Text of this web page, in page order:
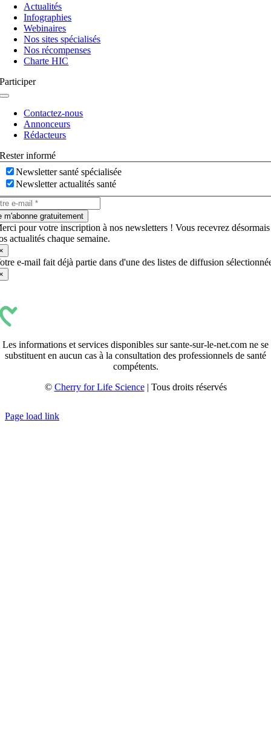
basculeActualités
Infographies
Webinaires
Nos sites spécialisés
Nos récompenses
Charte HIC
Participer
Navigation
basculeContactez-nous
Annonceurs
Rédacteurs
Rester informé
Newsletter santé spécialisée
Newsletter actualités santé
m'abonne gratuitement
pour votre inscription à nos newsletters ! Vous recevrez désormais
actualités chaque semaine.
e-mail fait déjà partie dans d'une des listes de diffusion
Les informations et services disponibles sur sante-sur-le-net.com ne se
substituent en aucun cas à la consultation des professionnels de santé
compétents.
© Cherry for Life Science| Tous droits réservés
Page load link